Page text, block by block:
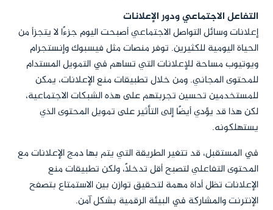
التفاعل الاجتماعي ودور الإعلانات
إعلانات وسائل التواصل الاجتماعي أصبحت اليوم جزءًا لا يتجزأ من
الحياة اليومية للكثيرين. توفر منصات مثل فيسبوك وإنستجرام
ويوتيوب مساحة للإعلانات التي تساهم في التمويل المستدام
للمحتوى المجاني. ومن خلال تطبيقات منع الإعلانات، يمكن
للمستخدمين تحسين تجربتهم على هذه الشبكات الاجتماعية،
لكن هذا قد يؤدي أيضًا إلى التأثير على تمويل المحتوى الذي
يستهلكونه.
في المستقبل، قد تتغير الطريقة التي يتم بها دمج الإعلانات مع
المحتوى التفاعلي لتصبح أقل تدخلاً، ولكن تطبيقات منع
الإعلانات تظل أداة مهمة لتحقيق توازن بين الاستمتاع بتصفح
الإنترنت والمشاركة في البيئة الرقمية بشكل آمن.